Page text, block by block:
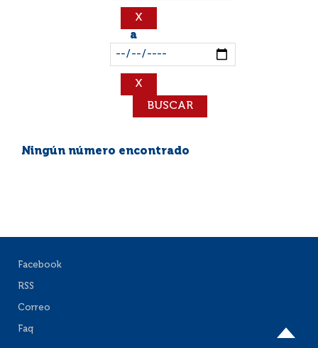
a
Ningún número encontrado
Facebook
RSS
Correo
Faq